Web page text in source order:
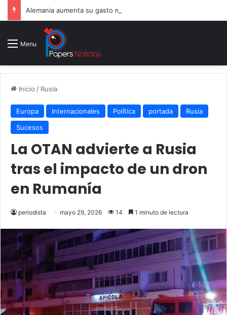
Menu
Inicio / Rusia
Europa Internacionales Política portada
Rusia
Sucesos
La OTAN advierte a Rusia
tras el impacto de un dron
en Rumanía
periodista mayo 29, 2026 14 1 minuto de lectura